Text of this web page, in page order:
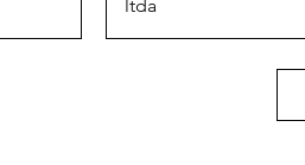
ltda